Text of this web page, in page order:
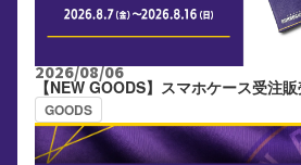
2026/08/06
【NEW GOODS】スマホケース受注
GOODS